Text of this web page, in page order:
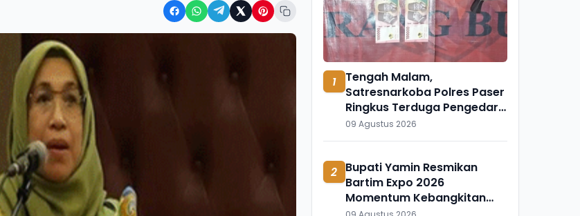
1
Tengah Malam,
Satresnarkoba Polres Paser
Ringkus Terduga Pengedar
Sabu-sabu Tanah Grogot
09 Agustus 2026
2 Bupati Yamin Resmikan
Bartim Expo 2026
Momentum Kebangkitan